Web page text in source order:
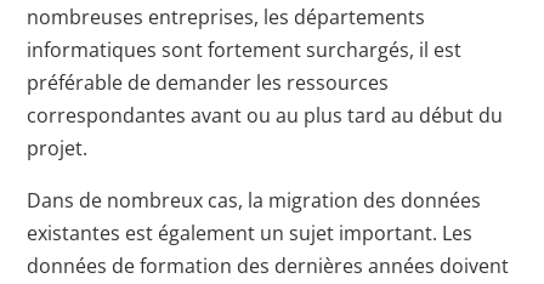
nombreuses entreprises, les départements
informatiques sont fortement surchargés, il est
préférable de demander les ressources
correspondantes avant ou au plus tard au début du
projet.
Dans de nombreux cas, la migration des données
existantes est également un sujet important. Les
données de formation des dernières années doivent